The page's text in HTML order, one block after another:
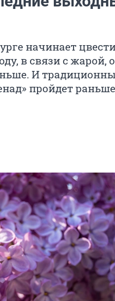
начинает
в связи с жарой,
И
пройдет раньше